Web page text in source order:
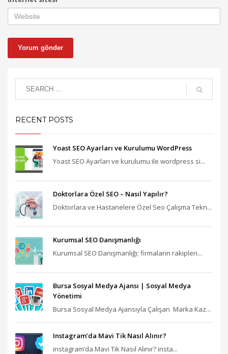
RECENT POSTS
Yoast SEO Ayarları ve Kurulumu WordPress
Yoast SEO Ayarları ve kurulumu ile wordpress si...
Doktorlara Özel SEO – Nasıl Yapılır?
Doktorlara ve Hastanelere Özel Seo Çalışma Tekn...
Kurumsal SEO Danışmanlığı
Kurumsal SEO Danışmanlığı; firmaların rakipleri...
Bursa Sosyal Medya Ajansı‎ | Sosyal Medya
Yönetimi
Bursa Sosyal Medya Ajansıyla Çalışan Marka Kaz...
Instagram’da Mavi Tik Nasıl Alınır?
instagram’da Mavi Tik Nasıl Alınır? insta...